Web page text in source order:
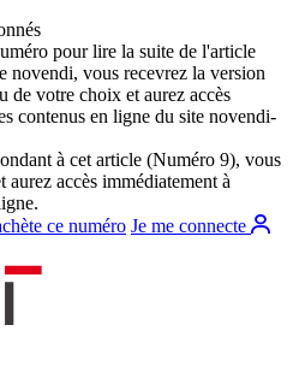
pour lire la suite de l'article
novendi, vous recevrez la version
de votre choix et aurez accès
contenus en ligne du site novendi-
à cet article (Numéro 9), vous
accès immédiatement à
ce numéro Je me connecte